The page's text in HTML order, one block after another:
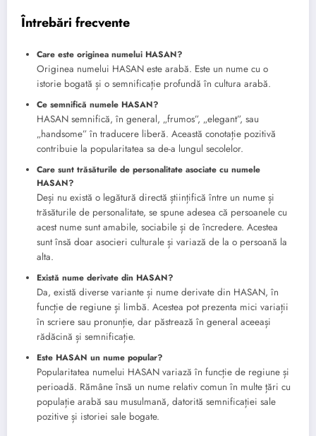
Întrebări frecvente
Care este originea numelui HASAN?
Originea numelui HASAN este arabă. Este un nume cu o
istorie bogată și o semnificație profundă în cultura arabă.
Ce semnifică numele HASAN?
HASAN semnifică, în general, „frumos”, „elegant”, sau
„handsome” în traducere liberă. Această conotație pozitivă
contribuie la popularitatea sa de-a lungul secolelor.
Care sunt trăsăturile de personalitate asociate cu numele
HASAN?
Deși nu există o legătură directă științifică între un nume și
trăsăturile de personalitate, se spune adesea că persoanele cu
acest nume sunt amabile, sociabile și de încredere. Acestea
sunt însă doar asocieri culturale și variază de la o persoană la
alta.
Există nume derivate din HASAN?
Da, există diverse variante și nume derivate din HASAN, în
funcție de regiune și limbă. Acestea pot prezenta mici variații
în scriere sau pronunție, dar păstrează în general aceeași
rădăcină și semnificație.
Este HASAN un nume popular?
Popularitatea numelui HASAN variază în funcție de regiune și
perioadă. Rămâne însă un nume relativ comun în multe țări cu
populație arabă sau musulmană, datorită semnificației sale
pozitive și istoriei sale bogate.